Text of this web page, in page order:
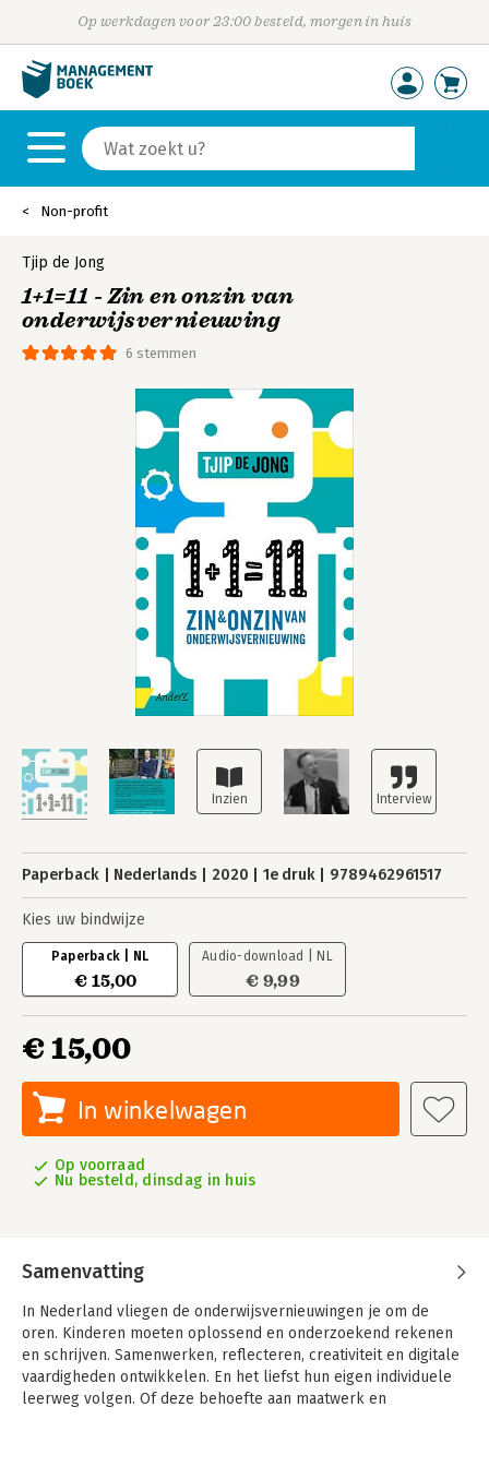
Op werkdagen voor 23:00 besteld, morgen in huis
Non-profit
6 stemmen
Tjip de Jong
1+1=11 - Zin en onzin van
onderwijsvernieuwing
Paperback Nederlands 2020 1e druk 9789462961517
Kies uw bindwijze
Paperback | NL
€ 15,00
Audio-download | NL
€ 9,99
€ 15,00
In winkelwagen
Op voorraad
Nu besteld, dinsdag in huis
Samenvatting
In Nederland vliegen de onderwijsvernieuwingen je om de
oren. Kinderen moeten oplossend en onderzoekend rekenen
en schrijven. Samenwerken, reflecteren, creativiteit en digitale
vaardigheden ontwikkelen. En het liefst hun eigen individuele
leerweg volgen. Of deze behoefte aan maatwerk en